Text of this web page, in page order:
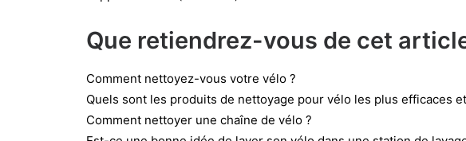
Que retiendrez-vous de cet
Comment nettoyez-vous votre vélo ?
Quels sont les produits de nettoyage pour vélo les plus efficaces
Comment nettoyer une chaîne de vélo ?